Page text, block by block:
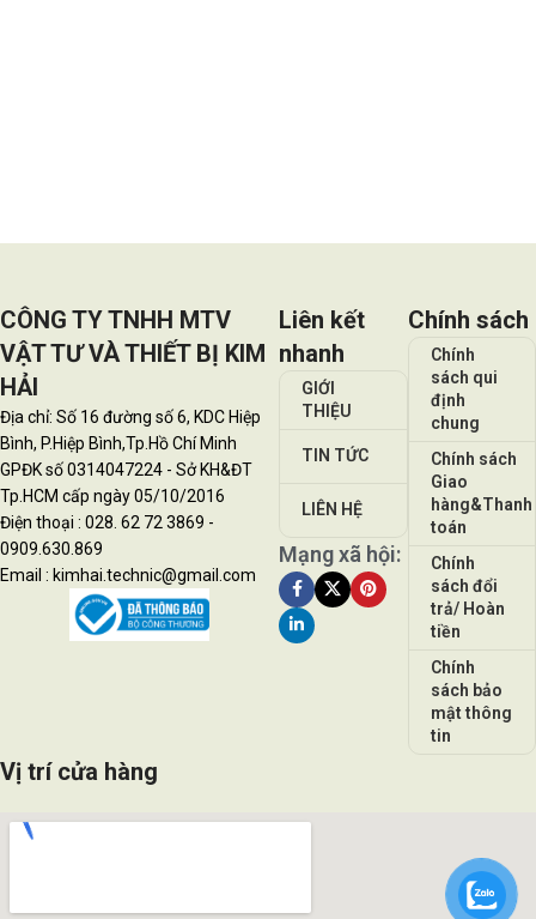
CÔNG TY TNHH MTV
VẬT TƯ VÀ THIẾT BỊ KIM
HẢI
Địa chỉ: Số 16 đường số 6, KDC Hiệp
Bình, P.Hiệp Bình,Tp.Hồ Chí Minh
GPĐK số 0314047224 - Sở KH&ĐT
Tp.HCM cấp ngày 05/10/2016
Điện thoại : 028. 62 72 3869 -
0909.630.869
Email : kimhai.technic@gmail.com
Liên kết
nhanh
GIỚI
THIỆU
TIN TỨC
LIÊN HỆ
Mạng xã hội:
Chính sách
Chính
sách qui
định
chung
Chính sách
Giao
hàng&Thanh
toán
Chính
sách đổi
trả/ Hoàn
tiền
Chính
sách bảo
mật thông
tin
Vị trí cửa hàng